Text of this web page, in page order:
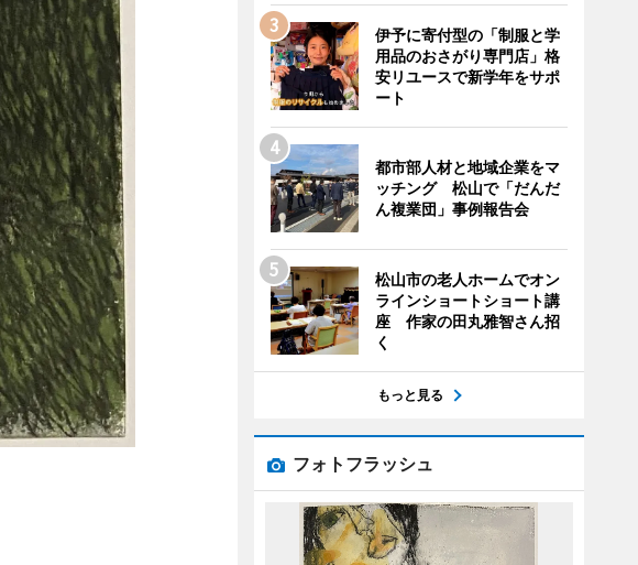
伊予に寄付型の「制服と学
用品のおさがり専門店」格
安リユースで新学年をサポ
ート
都市部人材と地域企業をマ
ッチング 松山で「だんだ
ん複業団」事例報告会
松山市の老人ホームでオン
ラインショートショート講
座 作家の田丸雅智さん招
く
もっと見る
フォトフラッシュ